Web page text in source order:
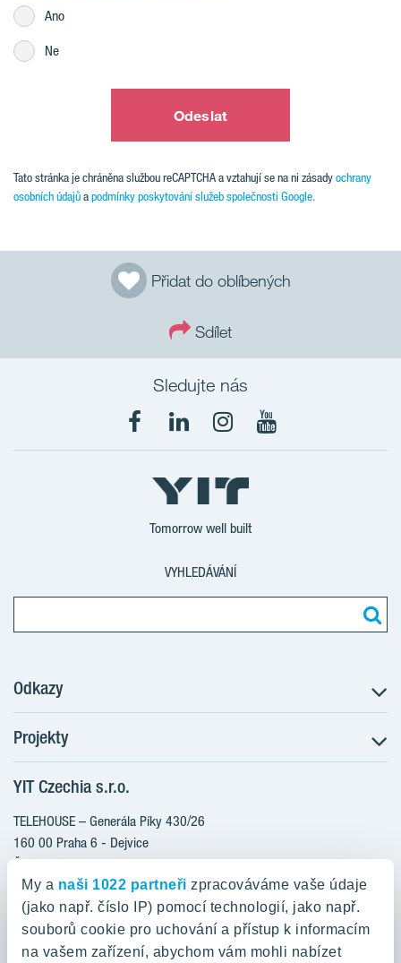
My a naši 1022 partneři zpracováváme vaše údaje
(jako např. číslo IP) pomocí technologií, jako např.
souborů cookie pro uchování a přístup k informacím
na vašem zařízení, abychom vám mohli nabízet
Přidat do oblíbených
Sdílet
Ano
Ne
Odeslat
Tato stránka je chráněna službou reCAPTCHA a vztahují se na ni zásadyochrany
osobních údajůapodmínky poskytování služeb společnosti Google.
Sledujte nás
Tomorrow well built
VYHLEDÁVÁNÍ
Odkazy
Postup koupě
Klientské změny
Aktuality
Blog
Kariéra
O nás
YIT PLUS
Projekty
RANTA Barrandov III
RANTA Barrandov IV
TOIVO Roztyly II
KALEVALA
VIRTA Kladno
KATTILA Kamýk
YIT Czechia s.r.o.
TELEHOUSE – Generála Píky 430/26
160 00 Praha 6 - Dejvice
Česká republika
800 200 666
domov@yit.cz